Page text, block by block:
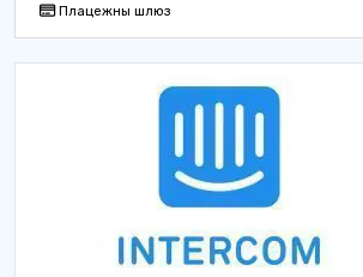
Плацежны шлюз